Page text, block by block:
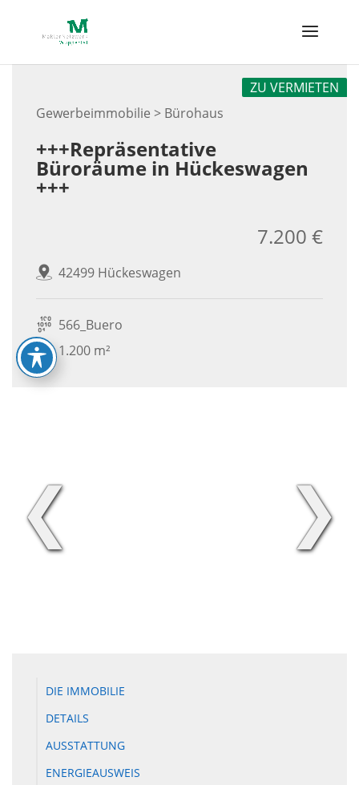
content
Gewerbeimmobilie > Bürohaus
ZU VERMIETEN
+++Repräsentative
Büroräume in Hückeswagen
+++
42499 Hückeswagen
7.200 €
566_Buero
1.200 m²
❮ ❯
DIE IMMOBILIE
DETAILS
AUSSTATTUNG
ENERGIEAUSWEIS